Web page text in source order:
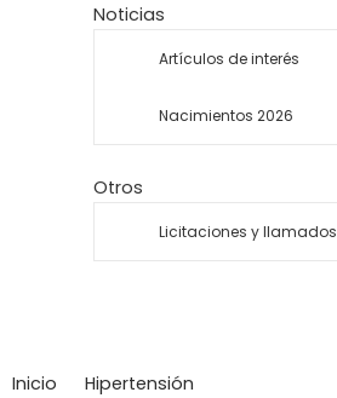
Noticias
Artículos de interés
Nacimientos 2026
Otros
Licitaciones y llamados
Inicio Hipertensión